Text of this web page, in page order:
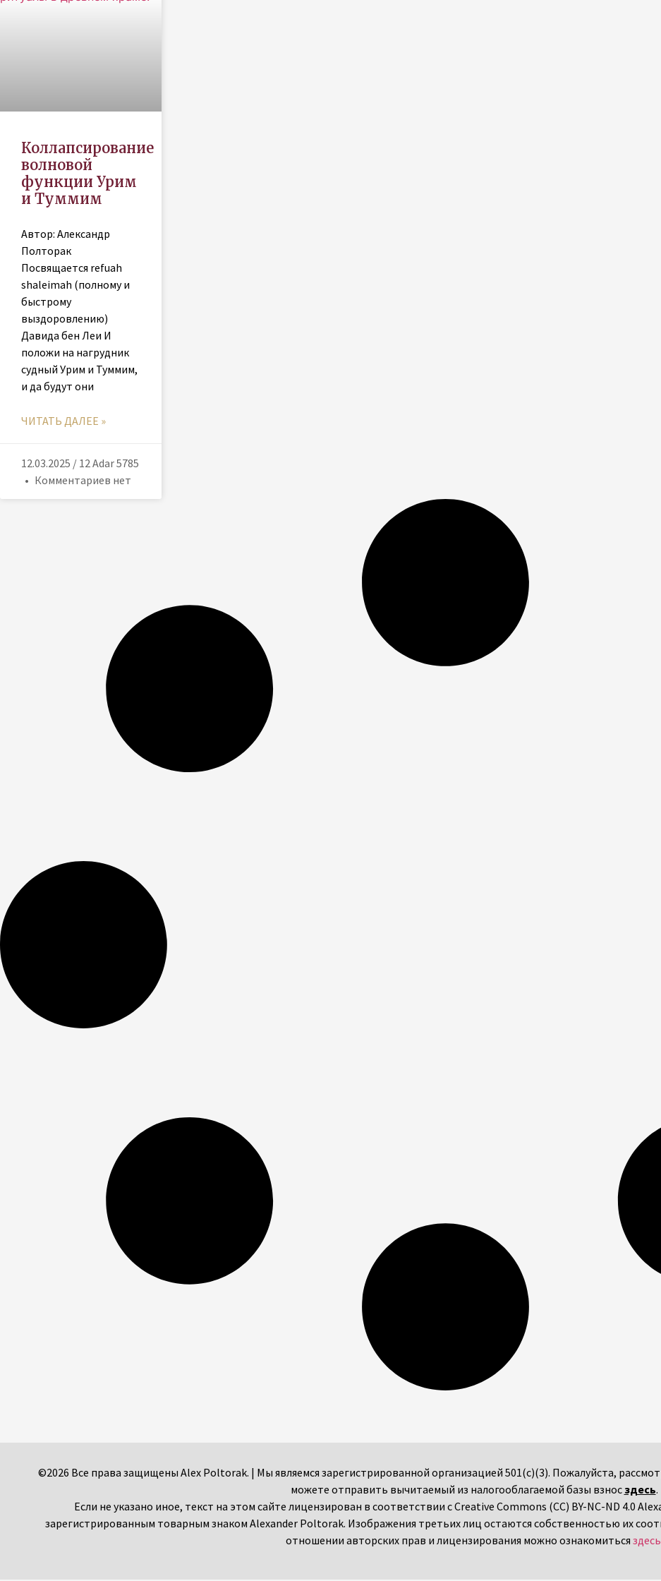
Коллапсирование
волновой
функции Урим
и Туммим
Автор: Александр
Полторак
Посвящается refuah
shaleimah (полному и
быстрому
выздоровлению)
Давида бен Леи И
положи на нагрудник
судный Урим и Туммим,
и да будут они
ЧИТАТЬ ДАЛЕЕ »
12.03.2025 / 12 Adar 5785
Комментариев нет
©2026 Все права защищены Alex Poltorak. | Мы являемся зарегистрированной организацией 501(c)(3). Пожалуйста,
можете отправить вычитаемый из налогооблагаемой базы взнос здесь.
Если не указано иное, текст на этом сайте лицензирован в соответствии с Creative Commons (CC) BY-NC-ND 4.0
зарегистрированным товарным знаком Alexander Poltorak. Изображения третьих лиц остаются собственностью их
отношении авторских прав и лицензирования можно ознакомиться здесь